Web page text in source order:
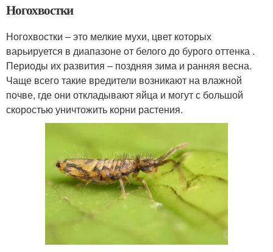
Ногохвостки
Ногохвостки – это мелкие мухи, цвет которых
варьируется в диапазоне от белого до бурого оттенка .
Периоды их развития – поздняя зима и ранняя весна.
Чаще всего такие вредители возникают на влажной
почве, где они откладывают яйца и могут с большой
скоростью уничтожить корни растения.